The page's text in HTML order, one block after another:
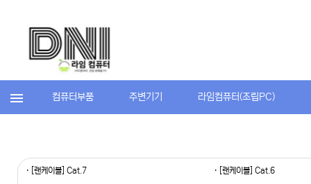
컴퓨터부품 주변기기 라임컴퓨터(조립PC)
· [랜케이블] Cat.7 · [랜케이블] Cat.6